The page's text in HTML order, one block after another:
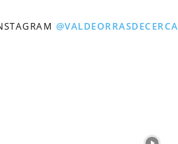
@VALDEORRASDECERCA